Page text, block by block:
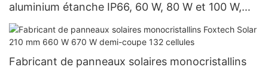
aluminium étanche IP66, 60 W, 80 W et 100 W,
nouveau modèle
Fabricant de panneaux solaires monocristallins